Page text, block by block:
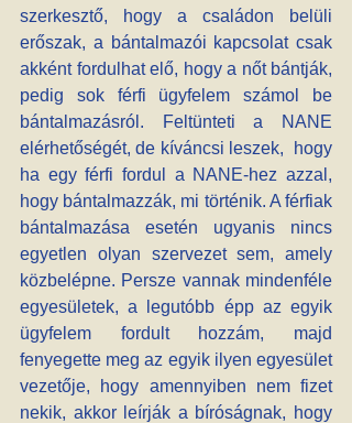
szerkesztő, hogy a családon belüli
erőszak, a bántalmazói kapcsolat csak
akként fordulhat elő, hogy a nőt bántják,
pedig sok férfi ügyfelem számol be
bántalmazásról. Feltünteti a NANE
elérhetőségét, de kíváncsi leszek,  hogy
ha egy férfi fordul a NANE-hez azzal,
hogy bántalmazzák, mi történik. A férfiak
bántalmazása esetén ugyanis nincs
egyetlen olyan szervezet sem, amely
közbelépne. Persze vannak mindenféle
egyesületek, a legutóbb épp az egyik
ügyfelem fordult hozzám, majd
fenyegette meg az egyik ilyen egyesület
vezetője, hogy amennyiben nem fizet
nekik, akkor leírják a bíróságnak, hogy